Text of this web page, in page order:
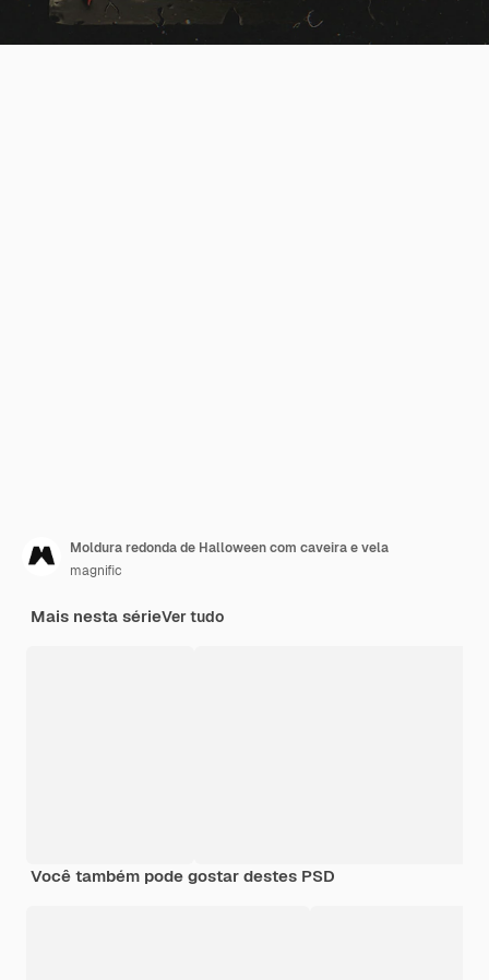
Moldura redonda de Halloween com caveira e vela
magnific
Mais nesta sérieVer tudo
Você também pode gostar destes PSD